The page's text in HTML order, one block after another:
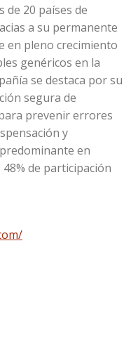
de 20 países de
a su permanente
en pleno crecimiento
genéricos en la
se destaca por su
segura de
prevenir errores
y
en
de participación